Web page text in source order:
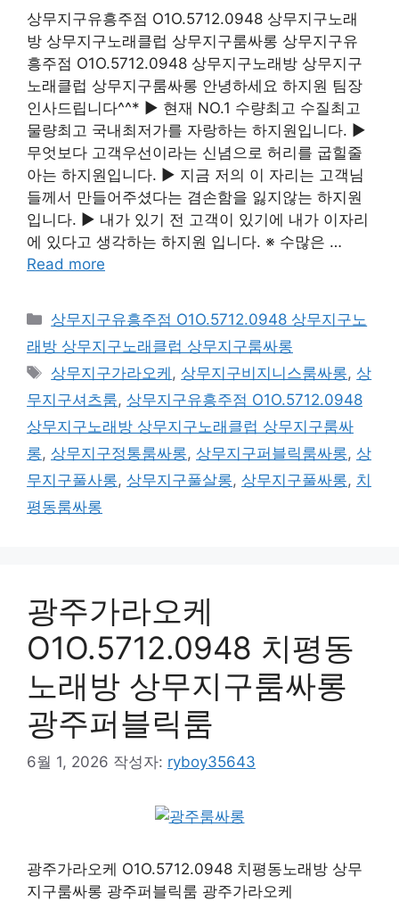
상무지구유흥주점 O1O.5712.0948 상무지구노래
방 상무지구노래클럽 상무지구룸싸롱 상무지구유
흥주점 O1O.5712.0948 상무지구노래방 상무지구
노래클럽 상무지구룸싸롱 안녕하세요 하지원 팀장
인사드립니다^^* ▶ 현재 NO.1 수량최고 수질최고
물량최고 국내최저가를 자랑하는 하지원입니다. ▶
무엇보다 고객우선이라는 신념으로 허리를 굽힐줄
아는 하지원입니다. ▶ 지금 저의 이 자리는 고객님
들께서 만들어주셨다는 겸손함을 잃지않는 하지원
입니다. ▶ 내가 있기 전 고객이 있기에 내가 이자리
에 있다고 생각하는 하지원 입니다. ※ 수많은 …
Read more
카
테
고
리
상무지구유흥주점 O1O.5712.0948 상무지구노
래방 상무지구노래클럽 상무지구룸싸롱
태
그
상무지구가라오케 , 상무지구비지니스룸싸롱, 상
무지구셔츠룸, 상무지구유흥주점 O1O.5712.0948
상무지구노래방 상무지구노래클럽 상무지구룸싸
롱, 상무지구정통룸싸롱, 상무지구퍼블릭룸싸롱, 상
무지구풀사롱, 상무지구풀살롱, 상무지구풀싸롱, 치
평동룸싸롱
광주가라오케
O1O.5712.0948 치평동
노래방 상무지구룸싸롱
광주퍼블릭룸
6월 1, 2026 작성자: ryboy35643
광주가라오케 O1O.5712.0948 치평동노래방 상무
지구룸싸롱 광주퍼블릭룸 광주가라오케